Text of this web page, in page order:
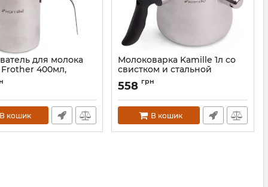
для молока
400мл,
В кошик
Молоковарка Kamille 1л со
свистком и стальной
крышкой
Артикул:
558 грн
В кошик